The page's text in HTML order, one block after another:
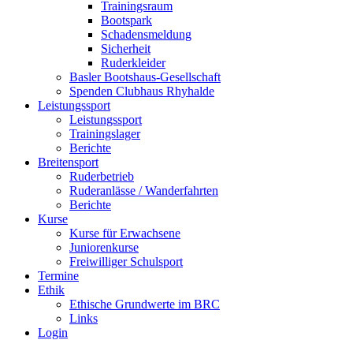
Trainingsraum
Bootspark
Schadensmeldung
Sicherheit
Ruderkleider
Basler Bootshaus-Gesellschaft
Spenden Clubhaus Rhyhalde
Leistungssport
Leistungssport
Trainingslager
Berichte
Breitensport
Ruderbetrieb
Ruderanlässe / Wanderfahrten
Berichte
Kurse
Kurse für Erwachsene
Juniorenkurse
Freiwilliger Schulsport
Termine
Ethik
Ethische Grundwerte im BRC
Links
Login